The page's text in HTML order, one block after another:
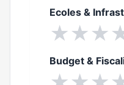
Ecoles &
★★★
Budget &